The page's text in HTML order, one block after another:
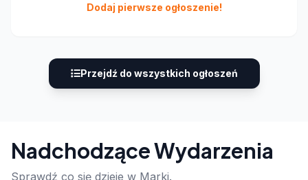
Dodaj pierwsze ogłoszenie!
Przejdź do wszystkich ogłoszeń
Nadchodzące Wydarzenia
Sprawdź co się dzieje w Marki.